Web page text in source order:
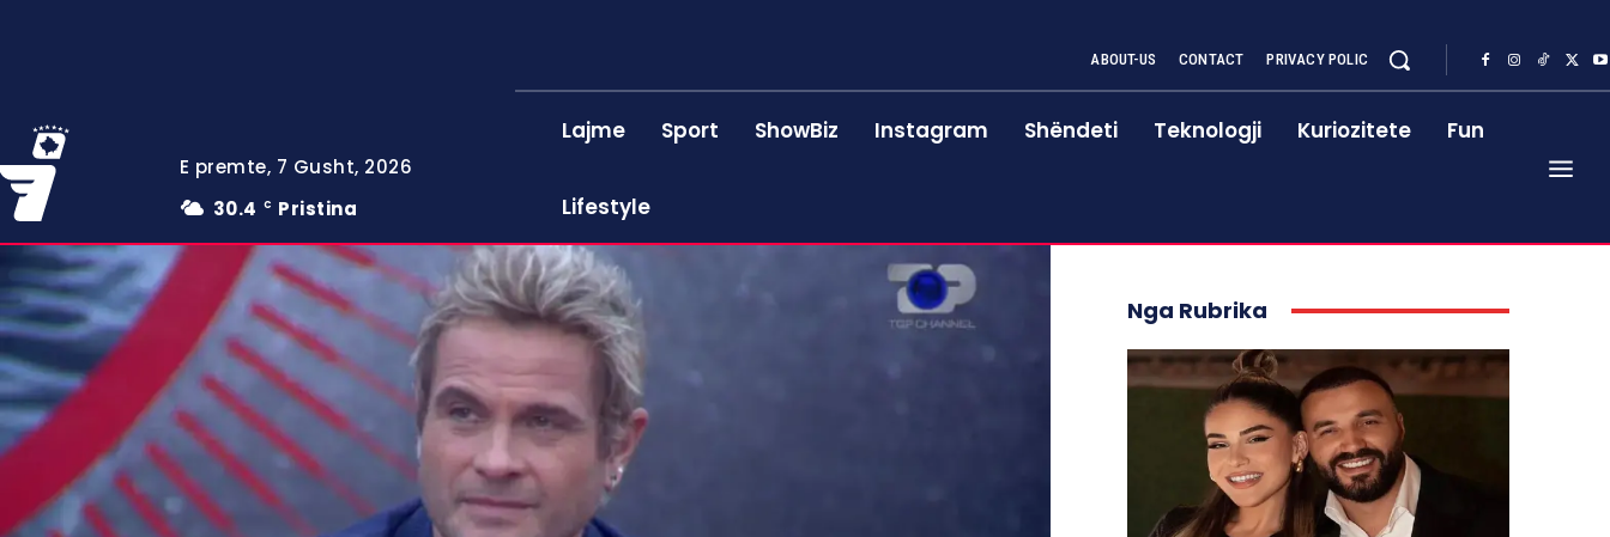
E premte, 7 Gusht, 2026
30.4
C Pristina
ABOUT-US CONTACT PRIVACY POLIC
Lajme Sport ShowBiz Instagram Shëndeti Teknologji Kuriozitete Fun
Lifestyle
Nga Rubrika